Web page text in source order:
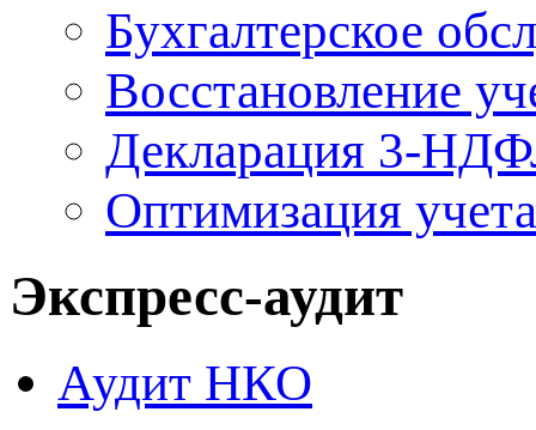
Бухгалтерское
Восcтановление
Декларация 3-
Оптимизация учета
Экспресс-аудит
Аудит НКО